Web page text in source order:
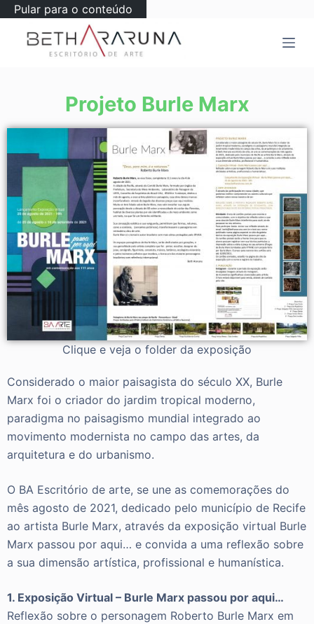
Pular para o conteúdo
Projeto Burle Marx
Clique e veja o folder da exposição
Considerado o maior paisagista do século XX, Burle
Marx foi o criador do jardim tropical moderno,
paradigma no paisagismo mundial integrado ao
movimento modernista no campo das artes, da
arquitetura e do urbanismo.
O BA Escritório de arte, se une as comemorações do
mês agosto de 2021, dedicado pelo município de Recife
ao artista Burle Marx, através da exposição virtual Burle
Marx passou por aqui… e convida a uma reflexão sobre
a sua dimensão artística, profissional e humanística.
1. Exposição Virtual – Burle Marx passou por aqui…
Reflexão sobre o personagem Roberto Burle Marx em